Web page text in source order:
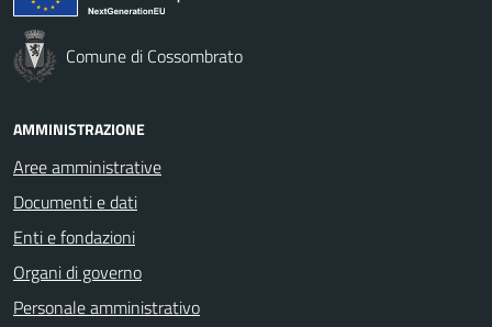
Comune di Cossombrato
AMMINISTRAZIONE
Aree amministrative
Documenti e dati
Enti e fondazioni
Organi di governo
Personale amministrativo